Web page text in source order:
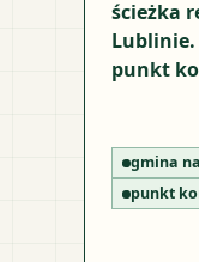
ścieżka
punkt
gmina
punkt